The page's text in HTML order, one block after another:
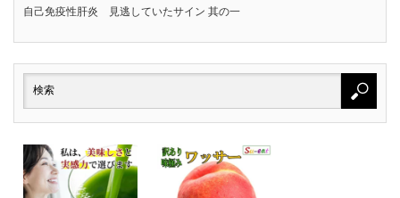
自己免疫性肝炎 見逃していたサイン 其の一